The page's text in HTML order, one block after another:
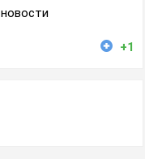
новости
+1